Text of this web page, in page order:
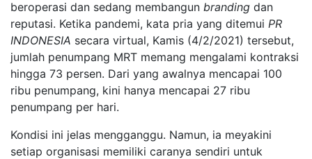
beroperasi dan sedang membangun branding dan
reputasi. Ketika pandemi, kata pria yang ditemui PR
INDONESIA secara virtual, Kamis (4/2/2021) tersebut,
jumlah penumpang MRT memang mengalami kontraksi
hingga 73 persen. Dari yang awalnya mencapai 100
ribu penumpang, kini hanya mencapai 27 ribu
penumpang per hari.
Kondisi ini jelas mengganggu. Namun, ia meyakini
setiap organisasi memiliki caranya sendiri untuk